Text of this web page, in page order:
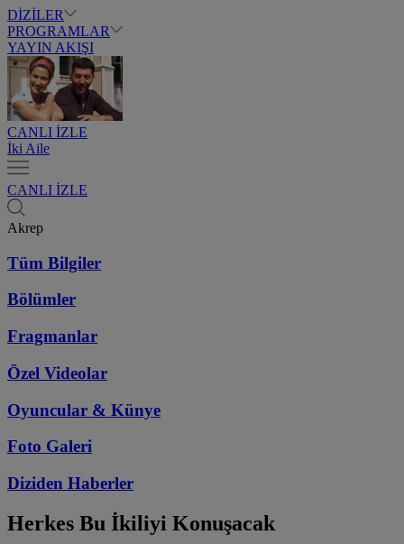
DİZİLER
PROGRAMLAR
YAYIN AKIŞI
CANLI İZLE
İki Aile
CANLI İZLE
Akrep
Tüm Bilgiler
Bölümler
Fragmanlar
Özel Videolar
Oyuncular & Künye
Foto Galeri
Diziden Haberler
Herkes Bu İkiliyi Konuşacak